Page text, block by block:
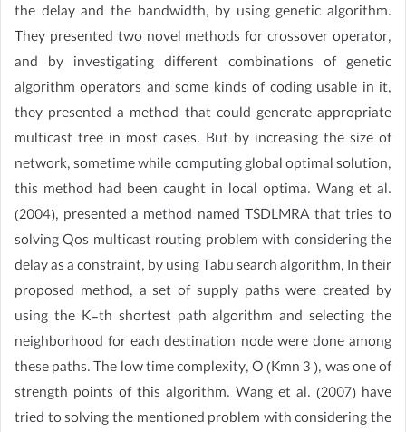
the delay and the bandwidth, by using genetic algorithm.
They presented two novel methods for crossover operator,
and by investigating different combinations of genetic
algorithm operators and some kinds of coding usable in it,
they presented a method that could generate appropriate
multicast tree in most cases. But by increasing the size of
network, sometime while computing global optimal solution,
this method had been caught in local optima. Wang et al.
(2004), presented a method named TSDLMRA that tries to
solving Qos multicast routing problem with considering the
delay as a constraint, by using Tabu search algorithm, In their
proposed method, a set of supply paths were created by
using the K-th shortest path algorithm and selecting the
neighborhood for each destination node were done among
these paths. The low time complexity, O (Kmn 3 ), was one of
strength points of this algorithm. Wang et al. (2007) have
tried to solving the mentioned problem with considering the